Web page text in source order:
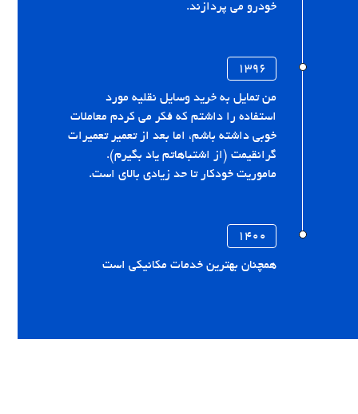
خودرو می پردازند.
۱۳۹۶
من تمایل به خرید وسایل نقلیه مورد
استفاده را داشتم که فکر می کردم معاملات
خوبی داشته باشم، اما بعد از تعمیر تعمیرات
گرانقیمت (از اشتباهاتم یاد بگیرم).
ماموریت خودکار تا حد زیادی بالای است.
۱۴۰۰
همچنان بهترین خدمات مکانیکی است